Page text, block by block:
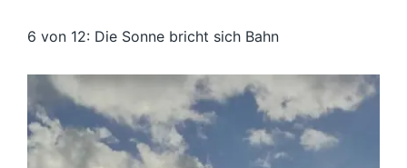
6 von 12: Die Sonne bricht sich Bahn